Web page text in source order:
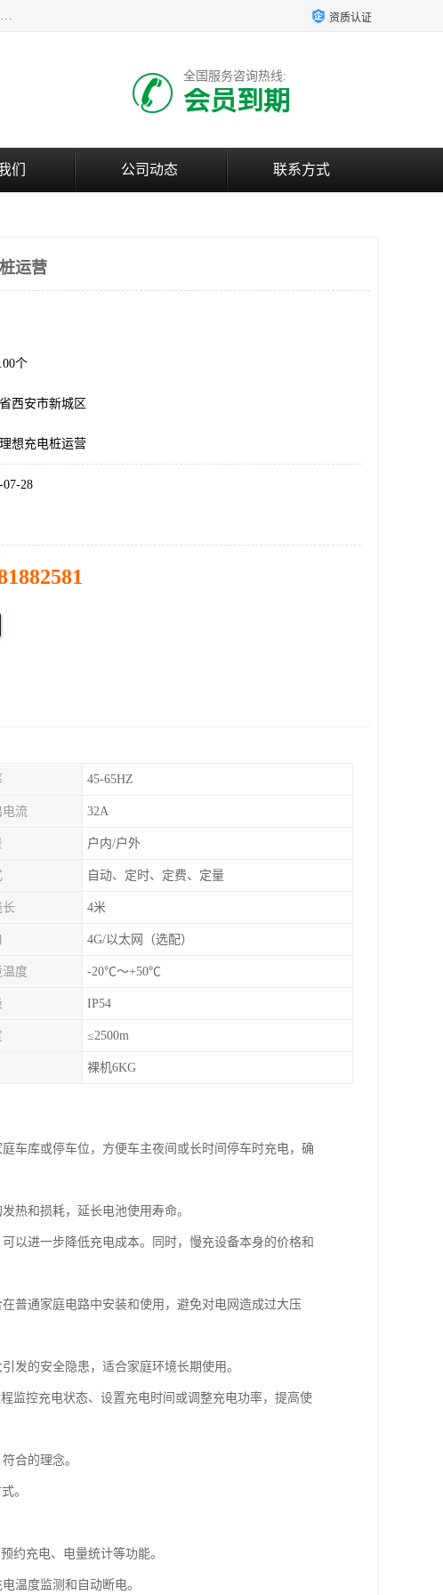
西安百成电子科技有限公司成立于2007年，主营智能人/车通行门禁系统和智能充电系统的产品销售、安装、运营、投建和技术服务为一体的高/新/技/术企业；主要产品有：智能停车场管理系统、车牌识别、汽车充电桩、两轮充电桩、道闸系统、门禁系统、人脸识别、通道闸、门禁管理系统、人行通道管理、车辆通行管理等。 资质认证
全国服务咨询热线:
会员到期
们 公司动态 联系方式
运营
个
西安市新城区
想充电桩运营
07-28
45-65HZ
电流 32A
户内/户外
自动、定时、定费、定量
长 4米
4G/以太网（选配）
温度 -20℃～+50℃
IP54
≤2500m
裸机6KG
车库或停车位，方便车主夜间或长时间停车时充电，确
热和损耗，延长电池使用寿命。
以进一步降低充电成本。同时，慢充设备本身的价格和
普通家庭电路中安装和使用，避免对电网造成过大压
发的安全隐患，适合家庭环境长期使用。
监控充电状态、设置充电时间或调整充电功率，提高使
合的理念。
。
约充电、电量统计等功能。
温度监测和自动断电。